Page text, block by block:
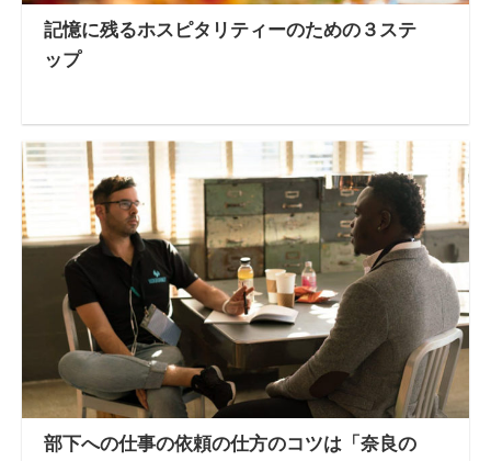
記憶に残るホスピタリティーのための３ステ
ップ
部下への仕事の依頼の仕方のコツは「奈良の